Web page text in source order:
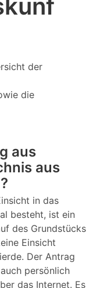
der
die
aus
aus
in das
besteht, ist ein
des Grundstücks
Einsicht
Der Antrag
persönlich
das Internet. Es